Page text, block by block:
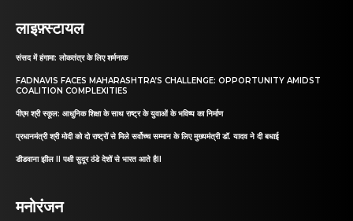
लाइफ़्स्टायल
संसद में हंगामा: लोकतंत्र के लिए शर्मनाक
FADNAVIS FACES MAHARASHTRA’S CHALLENGE: OPPORTUNITY AMIDST
COALITION COMPLEXITIES
पीएम श्री स्कूल: आधुनिक शिक्षा के साथ राष्ट्र के युवाओं के भविष्य का निर्माण
प्रधानमंत्री श्री मोदी को दो राष्ट्रों से मिले सर्वोच्च सम्मान के लिए मुख्यमंत्री डॉ. यादव ने दी बधाई
डीडवाना झील II पक्षी सुदूर ठंडे देशों से भारत आते हैII
मनोरंजन